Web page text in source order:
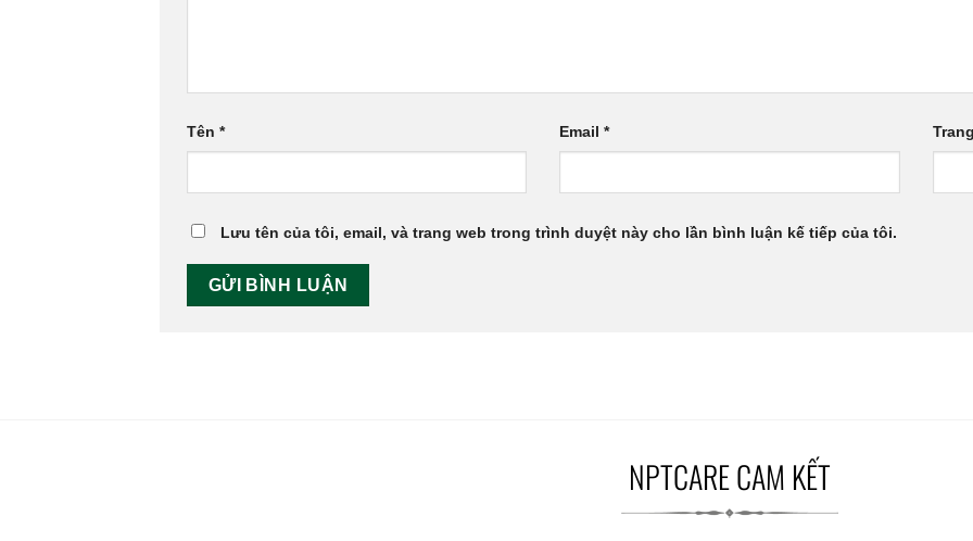
Tên * Email*
Lưu tên của tôi, email, và trang web trong trình duyệt này cho lần bình luận kế tiếp của tôi.
NPTCARE CAM KẾT